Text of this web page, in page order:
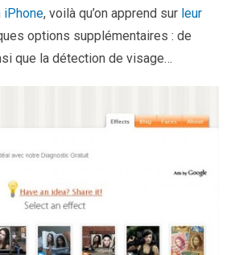
iPhone, voilà qu’on apprend sur leur
options supplémentaires : de
que la détection de visage…